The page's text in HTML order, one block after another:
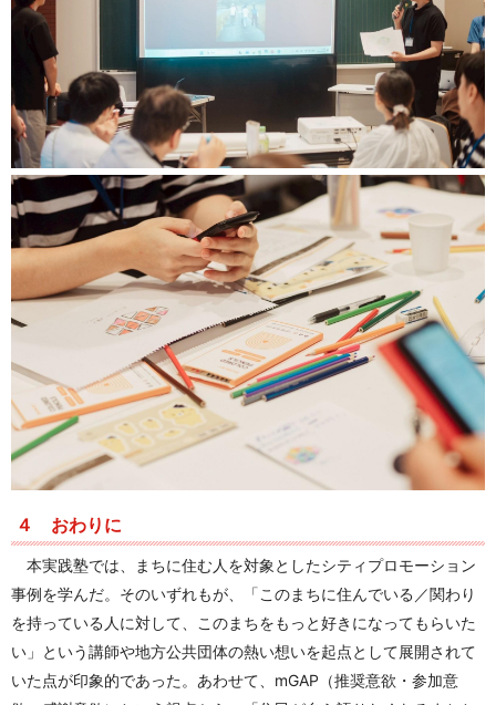
４ おわりに
本実践塾では、まちに住む人を対象としたシティプロモーション
事例を学んだ。そのいずれもが、「このまちに住んでいる／関わり
を持っている人に対して、このまちをもっと好きになってもらいた
い」という講師や地方公共団体の熱い想いを起点として展開されて
いた点が印象的であった。あわせて、mGAP（推奨意欲・参加意